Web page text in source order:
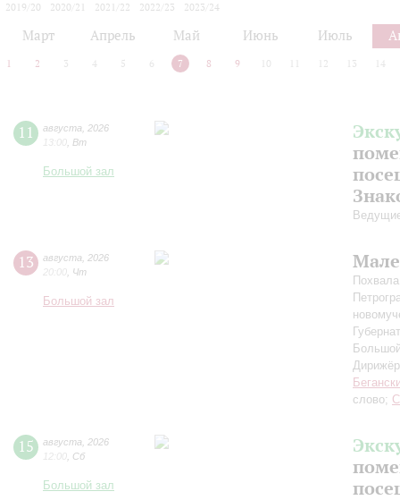
2019/20
2020/21 2021/22 2022/23
2023/24
Март Апрель Май Июнь Июль
1 2 3 4 5 6 7 8 9 10 12 13 14
11 августа
2026
13:00 Вт
Большой зал
13 августа
2026
20:00 Чт
Большой зал
слово;
15 августа
2026
12:00 Сб
Большой зал